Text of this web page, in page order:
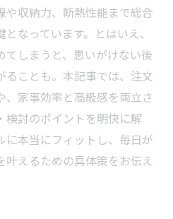
や収納力、断熱性能まで総合
なっています。とはいえ、
しまうと、思いがけない後
ことも。本記事では、注文
家事効率と高級感を両立さ
討のポイントを明快に解
に本当にフィットし、毎日が
えるための具体策をお伝え